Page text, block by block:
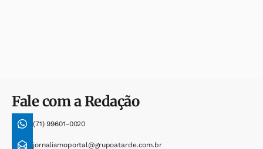
Fale com a Redação
(71) 99601-0020
jornalismoportal@grupoatarde.com.br